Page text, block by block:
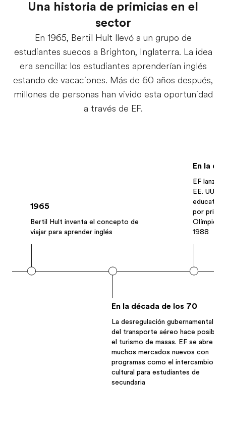
Una historia de primicias en el
sector
En 1965, Bertil Hult llevó a un grupo de
estudiantes suecos a Brighton, Inglaterra. La idea
era sencilla: los estudiantes aprenderían inglés
estando de vacaciones. Más de 60 años después,
millones de personas han vivido esta oportunidad
a través de EF.
1965
Bertil Hult inventa el concepto de
viajar para aprender inglés
En la década de los 70
La desregulación gubernamental
del transporte aéreo hace posible
el turismo de masas. EF se abre en
muchos mercados nuevos con
programas como el intercambio
cultural para estudiantes de
secundaria
En la
EF lanza
EE. UU.
por
Olímpicos
1988